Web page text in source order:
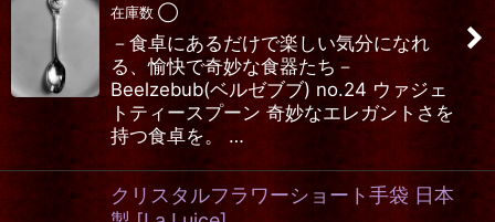
在庫数 ◯
－食卓にあるだけで楽しい気分になれ
る、愉快で奇妙な食器たち－
Beelzebub(ベルゼブブ) no.24 ウァジェ
トティースプーン 奇妙なエレガントさを
持つ食卓を。 …
クリスタルフラワーショート手袋 日本